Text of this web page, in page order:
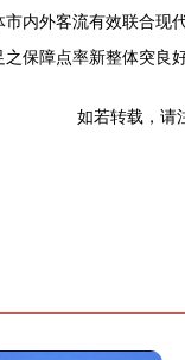
内外客流有效联合
保障点率新整体突良
如若转载，请